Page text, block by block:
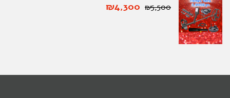
₪5,500
₪4,300